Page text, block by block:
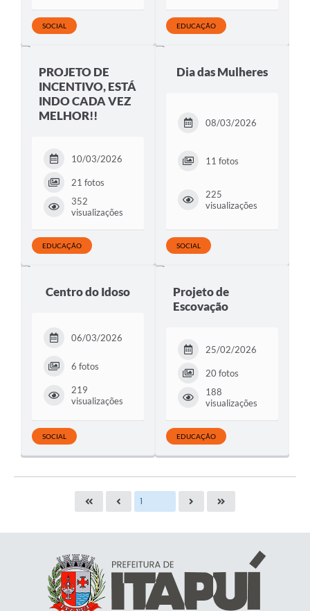
SOCIAL EDUCAÇÃO
PROJETO DE
INCENTIVO, ESTÁ
INDO CADA VEZ
MELHOR!!
10/03/2026
21 fotos
352
visualizações
EDUCAÇÃO
Dia das Mulheres
08/03/2026
11 fotos
225
visualizações
SOCIAL
Centro do Idoso
06/03/2026
6 fotos
219
visualizações
SOCIAL
Projeto de
Escovação
25/02/2026
20 fotos
188
visualizações
EDUCAÇÃO